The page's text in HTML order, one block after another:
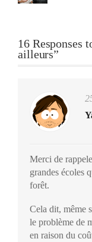
16 Responses
ailleurs”
Merci de
grandes écoles
forêt.
Cela dit, même
le problème de
en raison du